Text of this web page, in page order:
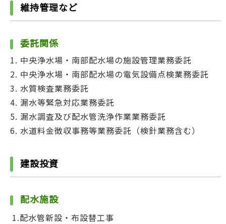
維持管理など
委託関係
中央浄水場・南部配水場の施設管理業務委託
中央浄水場・南部配水場の電気設備点検業務委託
水質検査業務委託
漏水等緊急対応業務委託
漏水調査及び配水管洗浄作業業務委託
水道料金徴収事務等業務委託（検針業務含む）
建設投資
配水施設
1.配水管新設・布設替工事